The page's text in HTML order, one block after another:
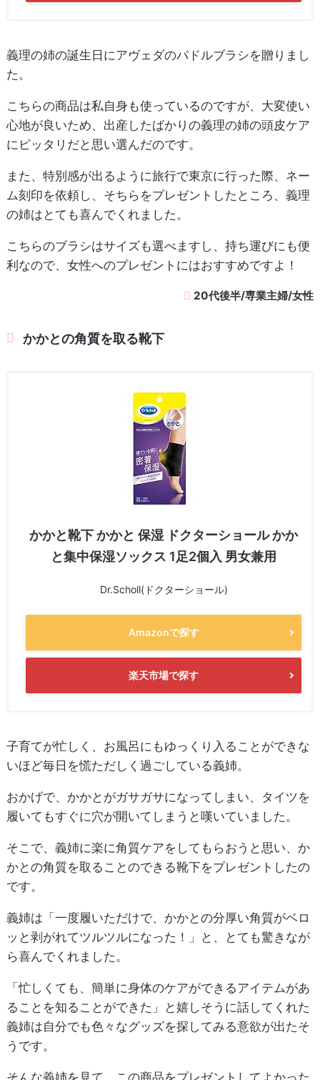
義理の姉の誕生日にアヴェダのパドルブラシを贈りまし
た。
こちらの商品は私自身も使っているのですが、大変使い
心地が良いため、出産したばかりの義理の姉の頭皮ケア
にピッタリだと思い選んだのです。
また、特別感が出るように旅行で東京に行った際、ネー
ム刻印を依頼し、そちらをプレゼントしたところ、義理
の姉はとても喜んでくれました。
こちらのブラシはサイズも選べますし、持ち運びにも便
利なので、女性へのプレゼントにはおすすめですよ！
20代後半/専業主婦/女性
かかとの角質を取る靴下
かかと靴下 かかと 保湿 ドクターショール かか
と集中保湿ソックス 1足2個入 男女兼用
Dr.Scholl(ドクターショール)
Amazonで探す
楽天市場で探す
子育てが忙しく、お風呂にもゆっくり入ることができな
いほど毎日を慌ただしく過ごしている義姉。
おかげで、かかとがガサガサになってしまい、タイツを
履いてもすぐに穴が開いてしまうと嘆いていました。
そこで、義姉に楽に角質ケアをしてもらおうと思い、か
かとの角質を取ることのできる靴下をプレゼントしたの
です。
義姉は「一度履いただけで、かかとの分厚い角質がベロ
ッと剥がれてツルツルになった！」と、とても驚きなが
ら喜んでくれました。
「忙しくても、簡単に身体のケアができるアイテムがあ
ることを知ることができた」と嬉しそうに話してくれた
義姉は自分でも色々なグッズを探してみる意欲が出たそ
うです。
そんな義姉を見て、この商品をプレゼントしてよかった